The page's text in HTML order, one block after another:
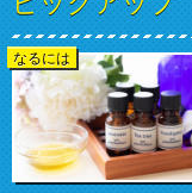
なるには